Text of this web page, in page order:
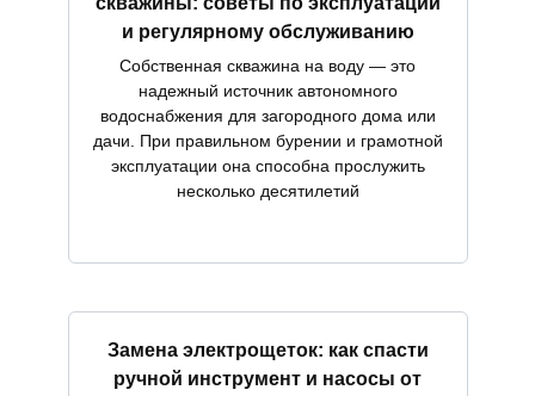
и регулярному обслуживанию
Собственная скважина на воду — это
надежный источник автономного
водоснабжения для загородного дома или
дачи. При правильном бурении и грамотной
эксплуатации она способна прослужить
несколько десятилетий
Замена электрощеток: как спасти
ручной инструмент и насосы от